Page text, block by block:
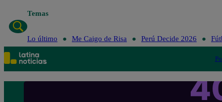
Temas
Lo último Me Caigo de Risa Perú Decide 2026